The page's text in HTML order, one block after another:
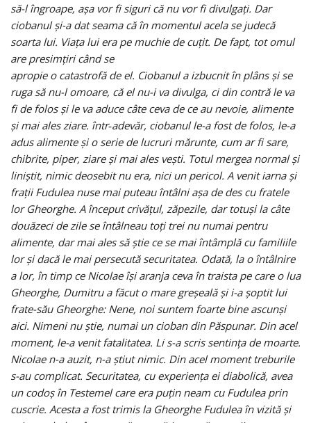
să-l îngroape, aşa vor fi siguri că nu vor fi divulgaţi. Dar
ciobanul şi-a dat seama că în momentul acela se judecă
soarta lui. Viaţa lui era pe muchie de cuţit. De fapt, tot omul
are presimţiri când se
apropie o catastrofă de el. Ciobanul a izbucnit în plâns şi se
ruga să nu-l omoare, că el nu-i va divulga, ci din contră le va
fi de folos şi le va aduce câte ceva de ce au nevoie, alimente
şi mai ales ziare. într‑adevăr, ciobanul le-a fost de folos, le-a
adus alimente şi o serie de lucruri mărunte, cum ar fi sare,
chibrite, piper, ziare şi mai ales veşti. Totul mergea normal şi
liniştit, nimic deosebit nu era, nici un pericol. A venit iarna şi
fraţii Fudulea nuse mai puteau întâlni aşa de des cu fratele
lor Gheorghe. A început crivăţul, zăpezile, dar totuşi la câte
douăzeci de zile se întâlneau toţi trei nu numai pentru
alimente, dar mai ales să ştie ce se mai întâmplă cu familiile
lor şi dacă le mai persecută securitatea. Odată, la o întâlnire
a lor, în timp ce Nicolae îşi aranja ceva în traista pe care o lua
Gheorghe, Dumitru a făcut o mare greşeală şi i-a şoptit lui
frate-său Gheorghe: Nene, noi suntem foarte bine ascunşi
aici. Nimeni nu ştie, numai un cioban din Păspunar. Din acel
moment, le-a venit fatalitatea. Li s-a scris sentinţa de moarte.
Nicolae n-a auzit, n-a ştiut nimic. Din acel moment treburile
s-au complicat. Securitatea, cu experienţa ei diabolică, avea
un codoş în Testemel care era puţin neam cu Fudulea prin
cuscrie. Acesta a fost trimis la Gheorghe Fudulea în vizită şi